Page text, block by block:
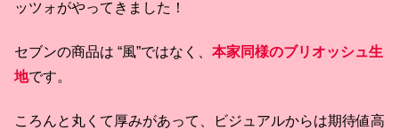
ッツォがやってきました！
セブンの商品は “風”ではなく、 本家同様のブリオッシュ生
地です。
ころんと丸くて厚みがあって、ビジュアルからは期待値高